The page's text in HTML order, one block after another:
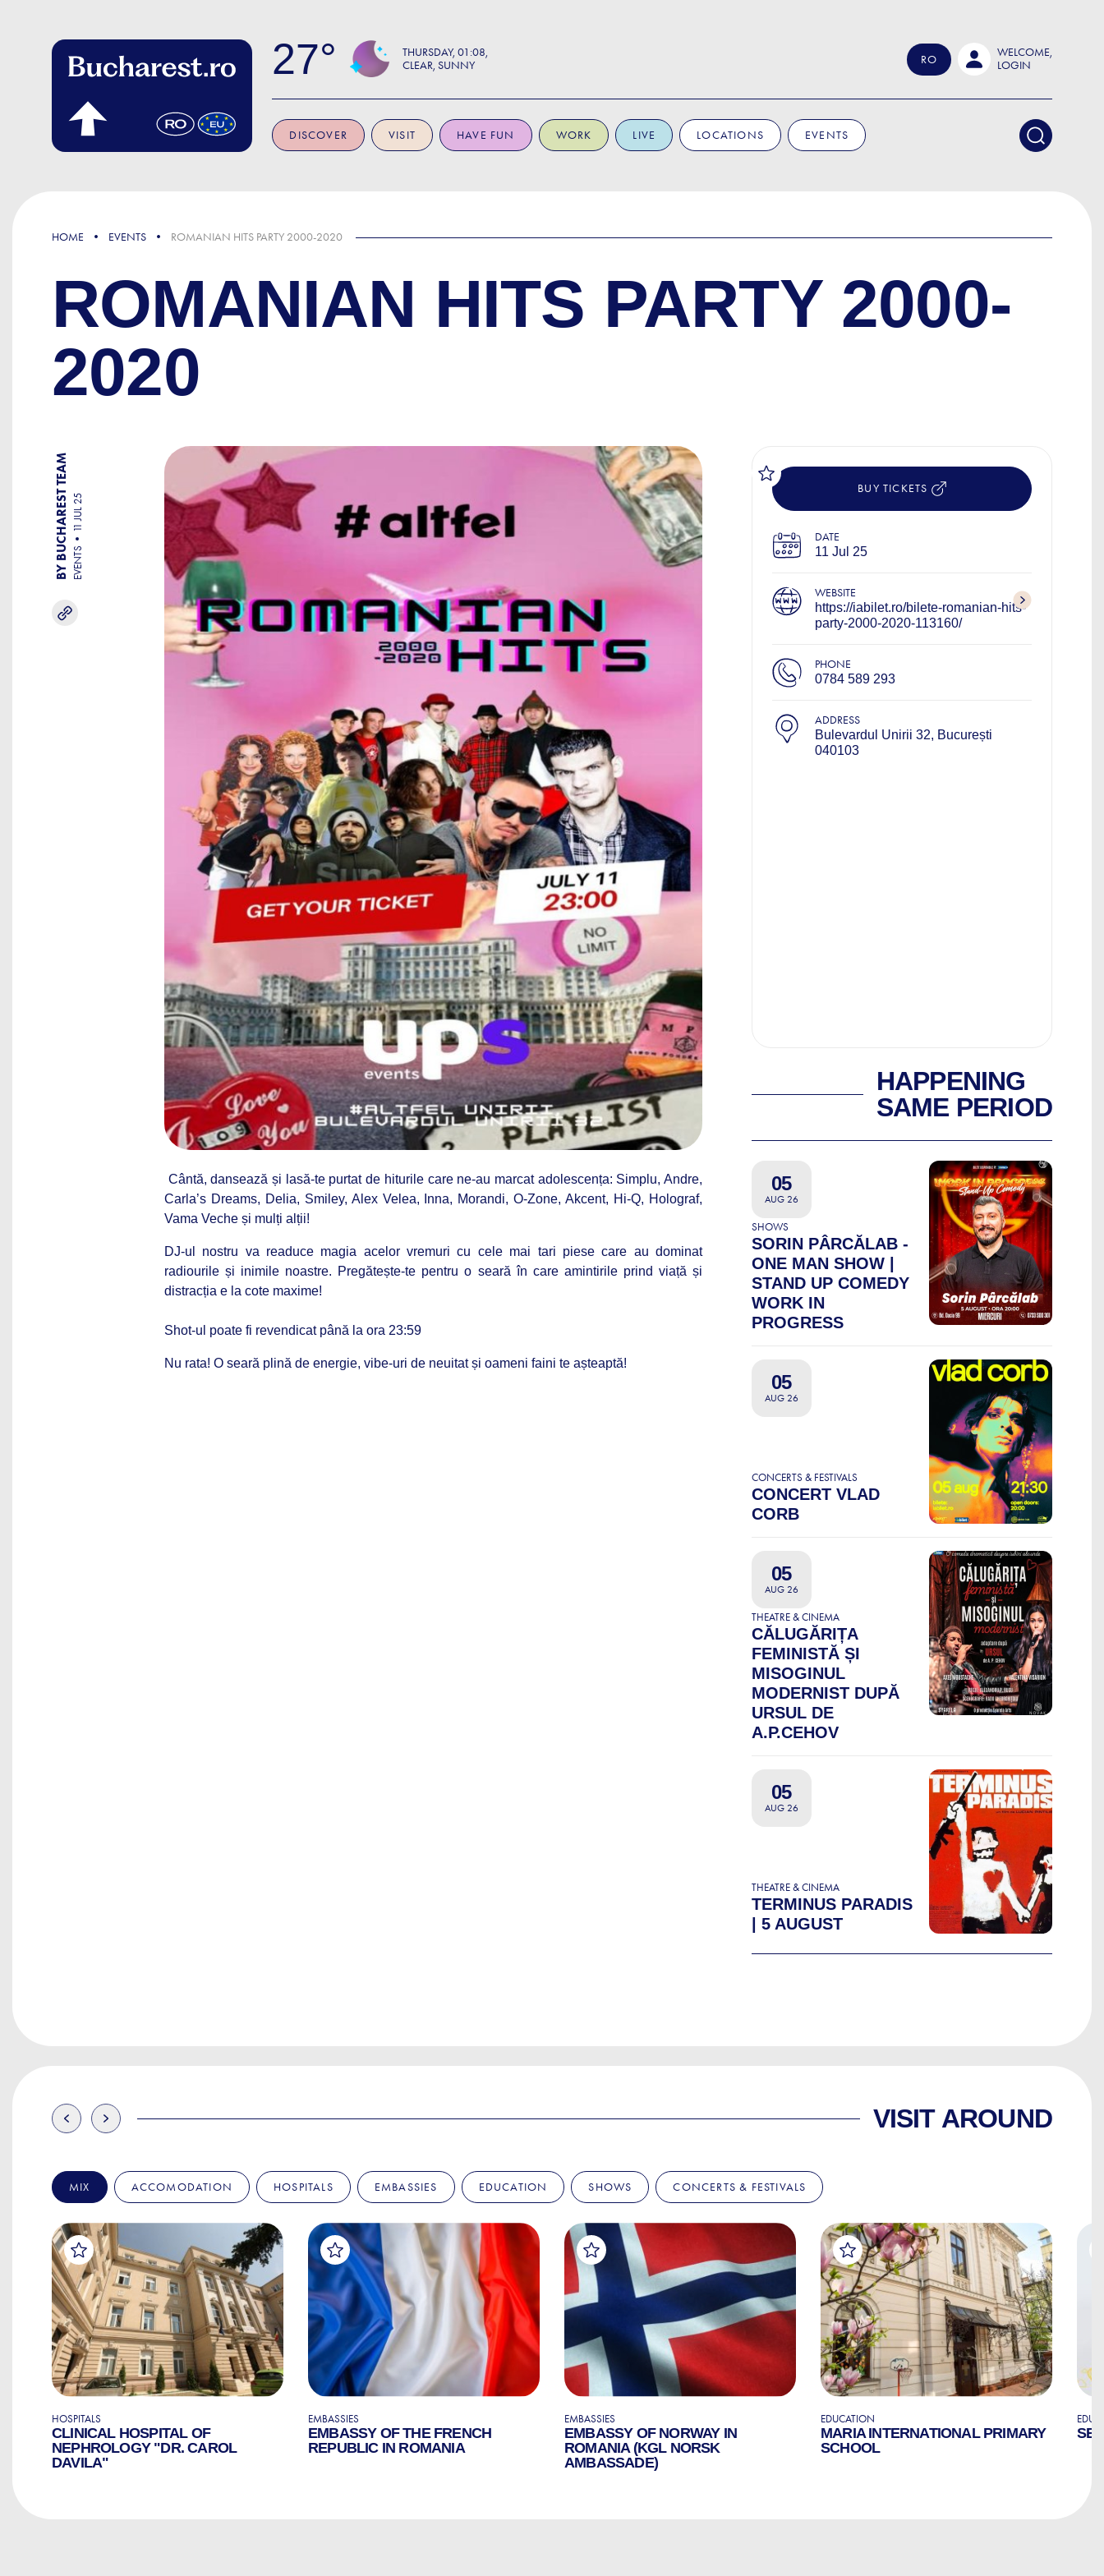
27 THURSDAY 01:08
CLEAR, SUNNY
RO
WELCOME,
LOGIN
DISCOVER VISIT HAVE FUN WORK LIVE LOCATIONS EVENTS
HOME EVENTS ROMANIAN HITS PARTY 2000-2020
ROMANIAN HITS PARTY 2000-
2020
BY BUCHAREST TEAM EVENTS
11 JUL 25
Cântă, dansează și lasă-te purtat de hiturile care ne-au marcat adolescența: Simplu, Andre,
Carla’s Dreams, Delia, Smiley, Alex Velea, Inna, Morandi, O-Zone, Akcent, Hi-Q, Holograf,
Vama Veche și mulți alții!
DJ-ul nostru va readuce magia acelor vremuri cu cele mai tari piese care au dominat
radiourile și inimile noastre. Pregătește-te pentru o seară în care amintirile prind viață și
distracția e la cote maxime!
Shot-ul poate fi revendicat până la ora 23:59
Nu rata! O seară plină de energie, vibe-uri de neuitat și oameni faini te așteaptă!
BUY TICKETS
DATE
11 Jul 25
WEBSITE
https://iabilet.ro/bilete-romanian-hits-
party-2000-2020-113160/
PHONE
0784 589 293
ADDRESS
Bulevardul Unirii 32, București
040103
HAPPENING
SAME PERIOD
05
AUG 26
SHOWS
SORIN PÂRCĂLAB -
ONE MAN SHOW |
STAND UP COMEDY
WORK IN
PROGRESS
05
AUG 26
CONCERTS & FESTIVALS
CONCERT VLAD
CORB
05
AUG 26
THEATRE & CINEMA
CĂLUGĂRIȚA
FEMINISTĂ ȘI
MISOGINUL
MODERNIST DUPĂ
URSUL DE
A.P.CEHOV
05
AUG 26
THEATRE & CINEMA
TERMINUS PARADIS
| 5 AUGUST
VISIT AROUND
MIX ACCOMODATION HOSPITALS EMBASSIES EDUCATION SHOWS CONCERTS & FESTIVALS
HOSPITALS
CLINICAL HOSPITAL OF
NEPHROLOGY "DR. CAROL
DAVILA"
EMBASSIES
EMBASSY OF THE FRENCH
REPUBLIC IN ROMANIA
EMBASSIES
EMBASSY OF NORWAY IN
ROMANIA (KGL NORSK
AMBASSADE)
EDUCATION
MARIA INTERNATIONAL PRIMARY
SCHOOL